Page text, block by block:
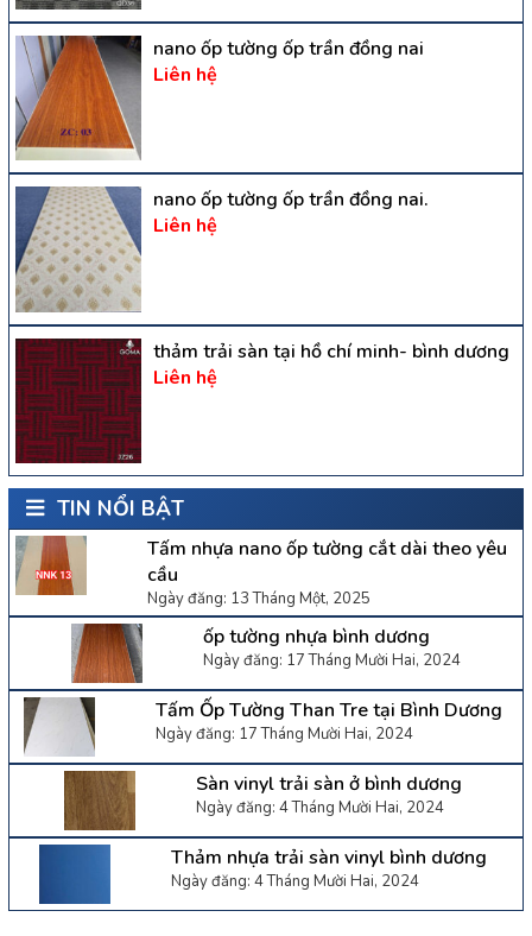
nano ốp tường ốp trần đồng nai
Liên hệ
nano ốp tường ốp trần đồng nai.
Liên hệ
thảm trải sàn tại hồ chí minh- bình dương
Liên hệ
TIN NỔI BẬT
Tấm nhựa nano ốp tường cắt dài theo yêu
cầu
Ngày đăng: 13 Tháng Một, 2025
ốp tường nhựa bình dương
Ngày đăng: 17 Tháng Mười Hai, 2024
Tấm Ốp Tường Than Tre tại Bình Dương
Ngày đăng: 17 Tháng Mười Hai, 2024
Sàn vinyl trải sàn ở bình dương
Ngày đăng: 4 Tháng Mười Hai, 2024
Thảm nhựa trải sàn vinyl bình dương
Ngày đăng: 4 Tháng Mười Hai, 2024